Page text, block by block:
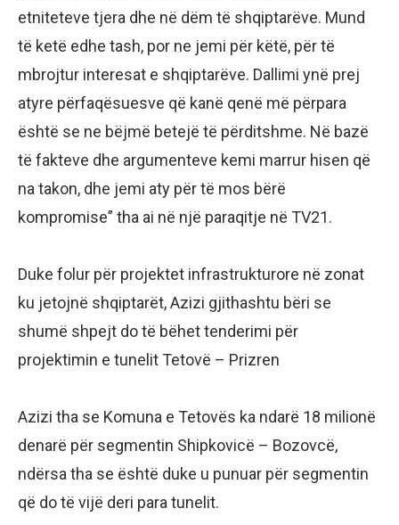
etniteteve tjera dhe në dëm të shqiptarëve. Mund
të ketë edhe tash, por ne jemi për këtë, për të
mbrojtur interesat e shqiptarëve. Dallimi ynë prej
atyre përfaqësuesve që kanë qenë më përpara
është se ne bëjmë betejë të përditshme. Në bazë
të fakteve dhe argumenteve kemi marrur hisen që
na takon, dhe jemi aty për të mos bërë
kompromise” tha ai në një paraqitje në TV21.
Duke folur për projektet infrastrukturore në zonat
ku jetojnë shqiptarët, Azizi gjithashtu bëri se
shumë shpejt do të bëhet tenderimi për
projektimin e tunelit Tetovë – Prizren
Azizi tha se Komuna e Tetovës ka ndarë 18 milionë
denarë për segmentin Shipkovicë – Bozovcë,
ndërsa tha se është duke u punuar për segmentin
që do të vijë deri para tunelit.